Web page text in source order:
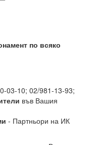
по всяко
03-10; 02/981-13-93;
във Вашия
- Партньори на ИК